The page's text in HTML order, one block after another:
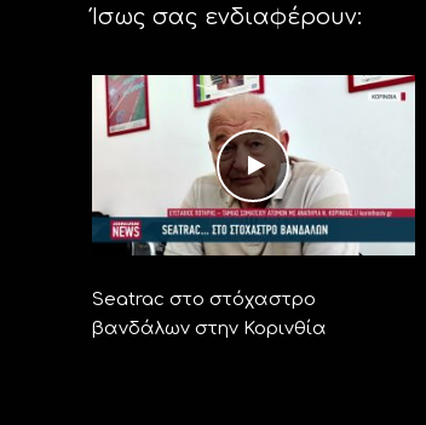
Ίσως σας ενδιαφέρουν:
Seatrac στο στόχαστρο
βανδάλων στην Κορινθία